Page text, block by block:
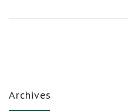
Archives